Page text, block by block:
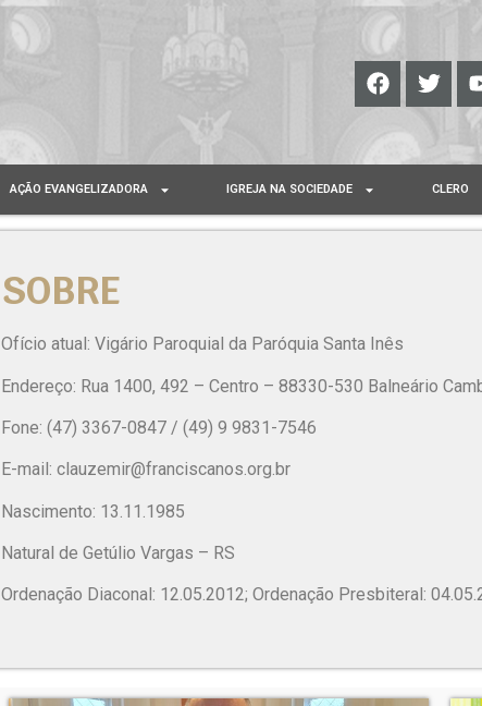
AÇÃO EVANGELIZADORA IGREJA NA SOCIEDADE CLERO
SOBRE
Ofício atual: Vigário Paroquial da Paróquia Santa Inês
Endereço: Rua 1400, 492 – Centro – 88330-530 Balneário
Fone: (47) 3367-0847 / (49) 9 9831-7546
E-mail: clauzemir@franciscanos.org.br
Nascimento: 13.11.1985
Natural de Getúlio Vargas – RS
Ordenação Diaconal: 12.05.2012; Ordenação Presbiteral: